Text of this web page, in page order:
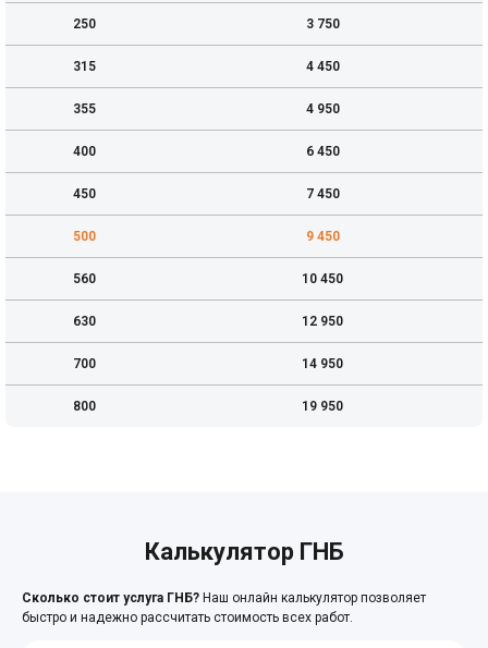
250 3 750
315 4 450
355 4 950
400 6 450
450 7 450
500 9 450
560 10 450
630 12 950
700 14 950
800 19 950
Калькулятор ГНБ
Сколько стоит услуга ГНБ? Наш онлайн калькулятор позволяет
быстро и надежно рассчитать стоимость всех работ.